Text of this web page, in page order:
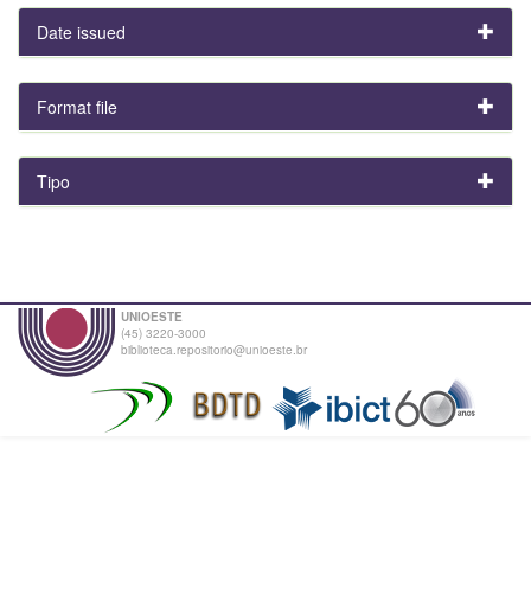
Date issued
Format file
Tipo
UNIOESTE
(45) 3220-3000
biblioteca.repositorio@unioeste.br